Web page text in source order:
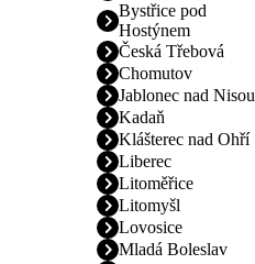
Bystřice pod
Hostýnem
Česká Třebová
Chomutov
Jablonec nad Nisou
Kadaň
Klášterec nad Ohří
Liberec
Litoměřice
Litomyšl
Lovosice
Mladá Boleslav